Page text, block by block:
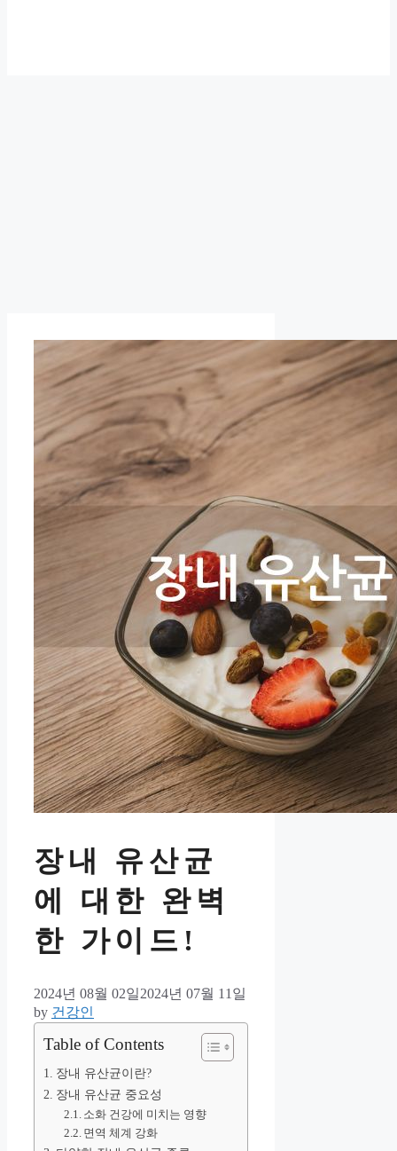
장내 유산균
에 대한 완벽
한 가이드!
2024년 08월 02일2024년 07월 11일
by 건강인
Table of Contents
장내 유산균이란?
장내 유산균 중요성
소화 건강에 미치는 영향
면역 체계 강화